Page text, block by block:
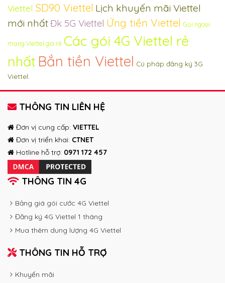
Viettel SD90 Viettel Lịch khuyến mãi Viettel
mới nhấtĐk 5G Viettel Ứng tiền Viettel Gọi ngoại
mạng Viettel giá rẻ Các gói 4G Viettel rẻ
nhất Bắn tiền Viettel Cú pháp đăng ký 3G
Viettel.
THÔNG TIN LIÊN HỆ
Đơn vị cung cấp: VIETTEL
Đơn vị triển khai: CTNET
Hotline hỗ trợ: 0971 172 457
THÔNG TIN 4G
Bảng giá gói cước 4G Viettel
Đăng ký 4G Viettel 1 tháng
Mua thêm dung lượng 4G Viettel
THÔNG TIN HỖ TRỢ
Khuyến mãi